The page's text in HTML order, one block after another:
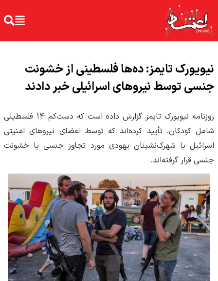
نیویورک تایمز: ده‌ها فلسطینی از خشونت
جنسی توسط نیروهای اسرائیلی خبر دادند
روزنامه نیویورک تایمز گزارش داده است که دست‌کم ۱۴ فلسطینی
شامل کودکان، تأیید کرده‌اند که توسط اعضای نیروهای امنیتی
اسرائیل یا شهرک‌نشینان یهودی مورد تجاوز جنسی یا خشونت
جنسی قرار گرفته‌اند.